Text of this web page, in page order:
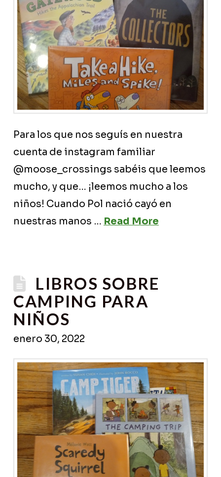
Para los que nos seguís en nuestra
cuenta de instagram familiar
@moose_crossings sabéis que leemos
mucho, y que… ¡leemos mucho a los
niños! Cuando Pol nació cayó en
nuestras manos … Read More
LIBROS SOBRE
CAMPING PARA
NIÑOS
enero 30, 2022